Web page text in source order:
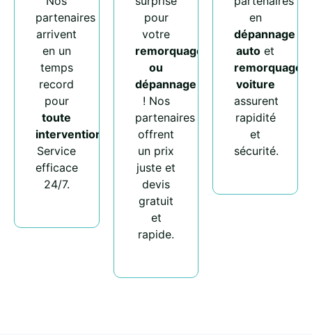
partenaires
arrivent
en un
temps
record
pour
toute
intervention
Service
efficace
24/7.
pour
votre
remorquage
ou
dépannage
! Nos
partenaires
offrent
un prix
juste et
devis
gratuit
et
rapide.
en
dépannage
auto et
remorquage
voiture
assurent
rapidité
et
sécurité.